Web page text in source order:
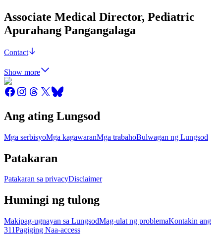
Associate Medical Director, Pediatric
Apurahang Pangangalaga
Contact
Show more
Ang ating Lungsod
Mga serbisyoMga kagawaranMga trabahoBulwagan ng Lungsod
Patakaran
Patakaran sa privacyDisclaimer
Humingi ng tulong
Makipag-ugnayan sa LungsodMag-ulat ng problemaKontakin ang
311Pagiging Naa-access